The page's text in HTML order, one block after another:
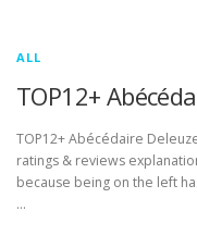
ALL
TOP12+
TOP12+ Abécédaire
ratings & reviews
because being on the left
…